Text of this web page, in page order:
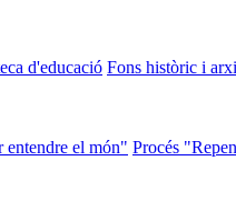
d'educació Fons històric i
entendre el món" Procés